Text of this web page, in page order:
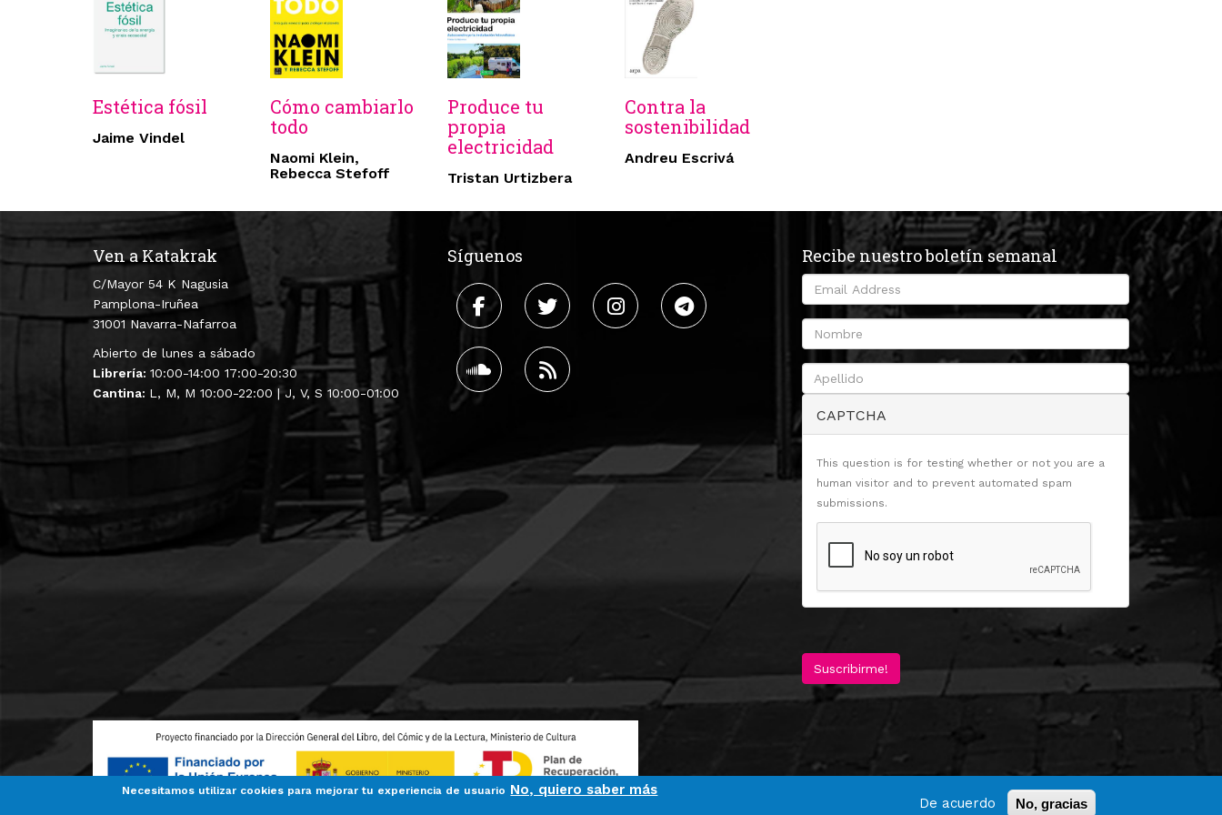
Estética fósil
Jaime Vindel
Cómo cambiarlo
todo
Naomi Klein,
Rebecca Stefoff
Produce tu
propia
electricidad
Tristan Urtizbera
Contra la
sostenibilidad
Andreu Escrivá
Ven a Katakrak
C/Mayor 54 K Nagusia
Pamplona-Iruñea
31001 Navarra-Nafarroa
Abierto de lunes a sábado
Librería: 10:00-14:00 17:00-20:30
Cantina: L, M, M 10:00-22:00 | J, V, S 10:00-01:00
Síguenos Recibe nuestro boletín semanal
CAPTCHA
This question is for testing whether or not you are a
human visitor and to prevent automated spam
submissions.
Suscribirme!
Necesitamos utilizar cookies para mejorar tu experiencia de usuario No, quiero saber más
De acuerdo
No, gracias